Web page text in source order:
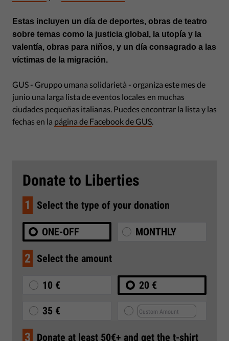
Estas incluyen un día de deportes, obras de teatro
sobre temas como la justicia global, la utopía y la
valentía, obras para niños, y un día consagrado a las
víctimas de la migración.
GUS - Gruppo umana solidarietà - organiza este mes de
junio una larga lista de eventos locales en muchas
ciudades pequeñas italianas. Puedes encontrar la lista y las
fechas en la página de Facebook de GUS.
Donate to Liberties
1 Select the type of your donation
ONE-OFF MONTHLY
2 Select the amount
10 € 20 €
35 €
3 Donate at least 50€+ and get the t-shirt